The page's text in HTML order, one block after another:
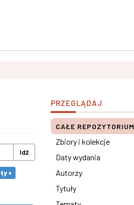
Idź
×
PRZEGLĄDAJ
CAŁE REPOZYTORIUM
Zbiory i kolekcje
Daty wydania
Autorzy
Tytuły